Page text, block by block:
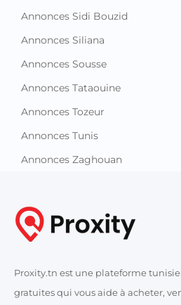
Annonces Sidi Bouzid
Annonces Siliana
Annonces Sousse
Annonces Tataouine
Annonces Tozeur
Annonces Tunis
Annonces Zaghouan
Proxity.tn est une plateforme
gratuites qui vous aide à acheter,